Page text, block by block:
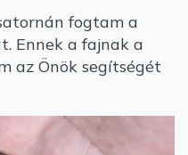
fogtam a
Ennek a fajnak a
az Önök segítségét